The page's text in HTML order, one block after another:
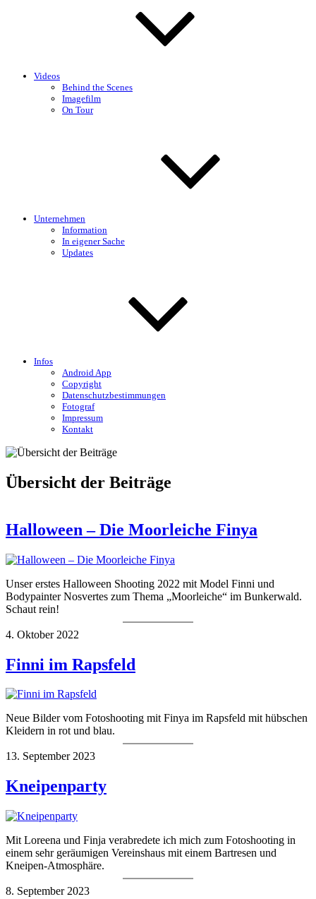
Videos
Behind the Scenes
Imagefilm
On Tour
Unternehmen
Information
In eigener Sache
Updates
Infos
Android App
Copyright
Datenschutzbestimmungen
Fotograf
Impressum
Kontakt
Übersicht der Beiträge
Halloween – Die Moorleiche Finya
Unser erstes Halloween Shooting 2022 mit Model Finni und
Bodypainter Nosvertes zum Thema „Moorleiche“ im Bunkerwald.
Schaut rein!
4. Oktober 2022
Finni im Rapsfeld
Neue Bilder vom Fotoshooting mit Finya im Rapsfeld mit hübschen
Kleidern in rot und blau.
13. September 2023
Kneipenparty
Mit Loreena und Finja verabredete ich mich zum Fotoshooting in
einem sehr geräumigen Vereinshaus mit einem Bartresen und
Kneipen-Atmosphäre.
8. September 2023